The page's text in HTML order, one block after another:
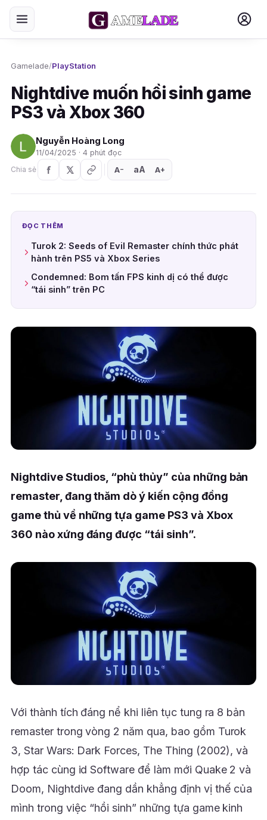
Gamelade/PlayStation
Nightdive muốn hồi sinh game
PS3 và Xbox 360
Nguyễn Hoàng Long
11/04/2025 · 4 phút đọc
Chia sẻ
A− aA A+
ĐỌC THÊM
Turok 2: Seeds of Evil Remaster chính thức phát
hành trên PS5 và Xbox Series
Condemned: Bom tấn FPS kinh dị có thể được
“tái sinh” trên PC
Nightdive Studios, “phù thủy” của những bản
remaster, đang thăm dò ý kiến cộng đồng
game thủ về những tựa game PS3 và Xbox
360 nào xứng đáng được “tái sinh”.
Với thành tích đáng nể khi liên tục tung ra 8 bản
remaster trong vòng 2 năm qua, bao gồm Turok
3, Star Wars: Dark Forces, The Thing (2002), và
hợp tác cùng id Software để làm mới Quake 2 và
Doom, Nightdive đang dần khẳng định vị thế của
mình trong việc “hồi sinh” những tựa game kinh